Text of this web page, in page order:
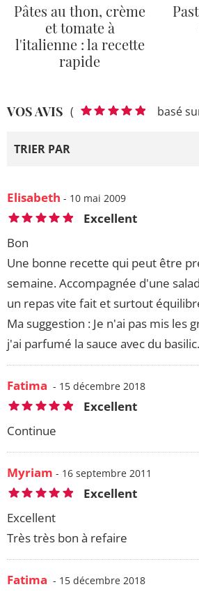
Pâtes au thon, crème
et tomate à
l'italienne : la recette
rapide
VOS AVIS ( basé
TRIER PAR
Elisabeth - 10 mai 2009
Excellent
Bon
Une bonne recette qui peut être
semaine. Accompagnée d'une
un repas vite fait et surtout
Ma suggestion : Je n'ai pas mis les
j'ai parfumé la sauce avec du basilic.
Fatima - 15 décembre 2018
Excellent
Continue
Myriam - 16 septembre 2011
Excellent
Excellent
Très très bon à refaire
Fatima - 15 décembre 2018